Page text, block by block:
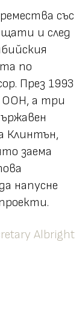
със
и след
по
През 1993
ООН, а три
Клинтън,
заема
напусне